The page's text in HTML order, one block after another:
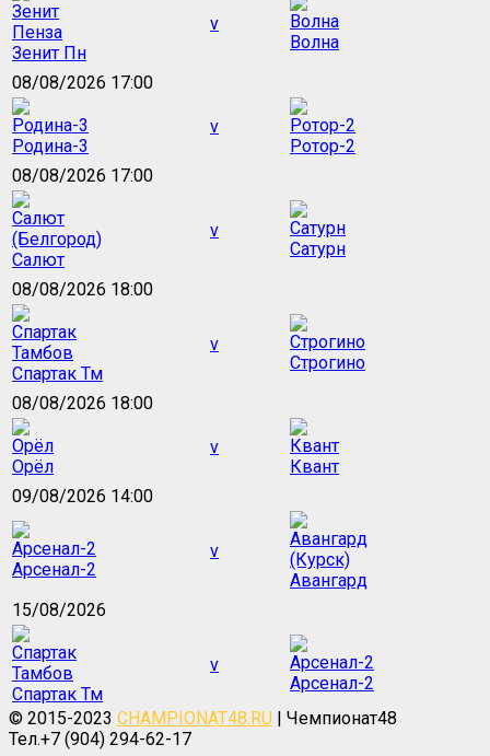
Зенит Пн
v
Волна
08/08/2026 17:00
Родина-3
v
Ротор-2
08/08/2026 17:00
Салют
v
Сатурн
08/08/2026 18:00
Спартак Тм
v
Строгино
08/08/2026 18:00
Орёл
v
Квант
09/08/2026 14:00
Арсенал-2
v
Авангард
15/08/2026
Спартак Тм
v
Арсенал-2
© 2015-2023 CHAMPIONAT48.RU | Чемпионат48
Тел.+7 (904) 294-62-17